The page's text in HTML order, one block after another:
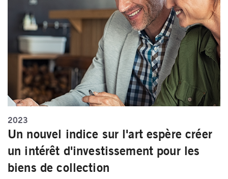
2023
Un nouvel indice sur l'art espère créer
un intérêt d'investissement pour les
biens de collection